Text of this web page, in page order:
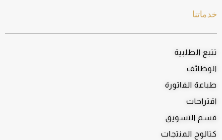
خدماتنا
تتبع الطلبية
الوظائف
طباعة الفاتورة
اقتراحات
قسم التسويق
كتالوج المنتجات